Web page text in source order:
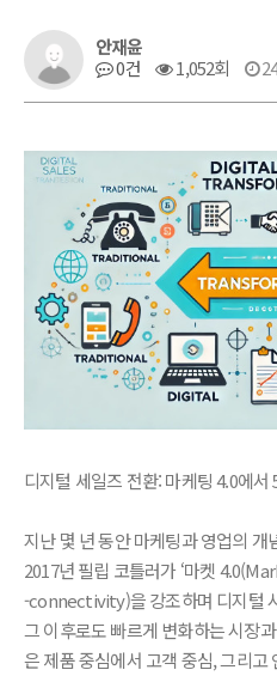
안재윤
0건
1,052회
디지털 세일즈 전환: 마케팅 4.0에서
지난 몇 년 동안 마케팅과 영업의
2017년 필립 코틀러가 ‘마켓
-connectivity)을 강조하며 디지털
그 이후로도 빠르게 변화하는 시장
은 제품 중심에서 고객 중심, 그리